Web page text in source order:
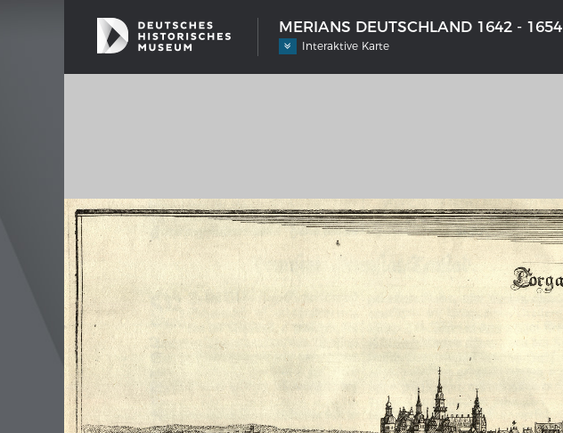
MERIANS DEUTSCHLAND 1642 - 1654
Interaktive Karte
SCHIFFSTYPEN
Entwicklungen im europäischen
Schiffbau
MERIANS DEUTSCHLAND 1642 - 1654
Interaktive Karte
Bildergalerie Topographia Germaniae
Impressum
Wissenswert